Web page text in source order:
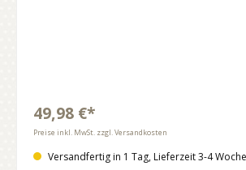
49,98 €*
Preise inkl. MwSt. zzgl. Versandkosten
Versandfertig in 1 Tag, Lieferzeit 3-4